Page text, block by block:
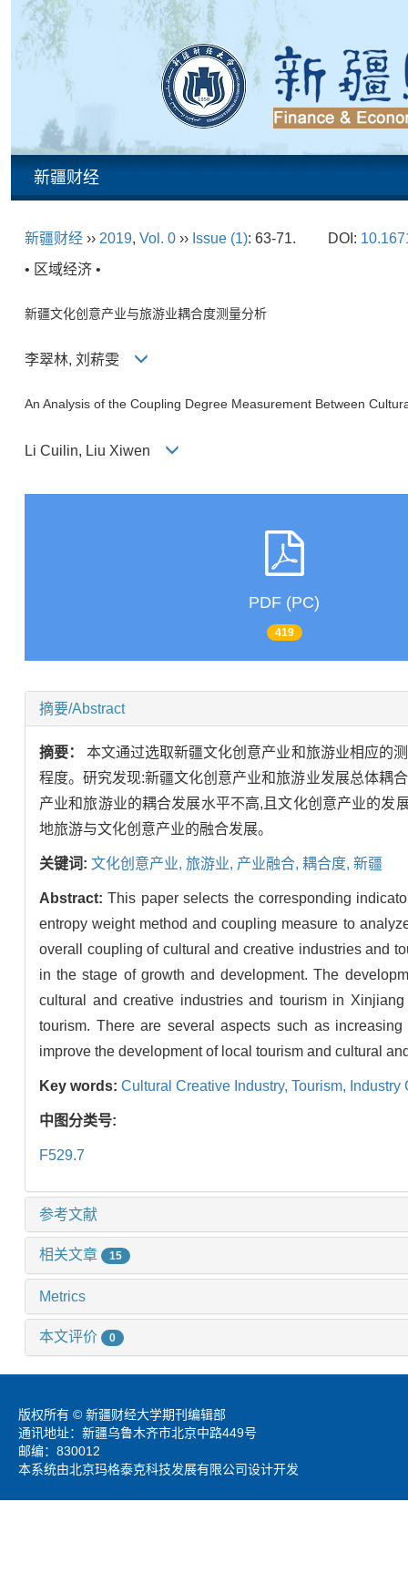
新疆财经
新疆财经 ›› 2019, Vol. 0 ›› Issue (1): 63-71. DOI:
• 区域经济 •
新疆文化创意产业与旅游业耦合度测量分析
李翠林, 刘菥雯
An Analysis of the Coupling Degree Measurement Between
Li Cuilin, Liu Xiwen
PDF (PC)
419
摘要/Abstract
摘要：本文通过选取新疆文化创意产业和旅游业相应的
程度。研究发现:新疆文化创意产业和旅游业发展总体耦
产业和旅游业的耦合发展水平不高,且文化创意产业的发
地旅游与文化创意产业的融合发展。
关键词: 文化创意产业, 旅游业, 产业融合, 耦合度, 新疆
Abstract:This paper selects the corresponding
entropy weight method and coupling measure to
overall coupling of cultural and creative industries and
in the stage of growth and development. The
cultural and creative industries and tourism in
tourism. There are several aspects such as
improve the development of local tourism and cultural
Key words: Cultural Creative Industry, Tourism,
中图分类号:
F529.7
参考文献
相关文章 15
Metrics
本文评价 0
版权所有 © 新疆财经大学期刊编辑部
通讯地址：新疆乌鲁木齐市北京中路449号
邮编：830012
本系统由北京玛格泰克科技发展有限公司设计开发